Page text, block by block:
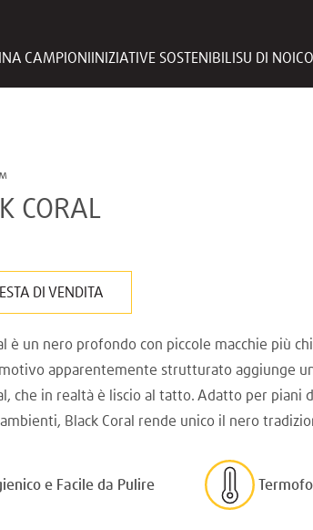
CAMPIONI INIZIATIVE SOSTENIBILI SU DI NOI
CORAL
DI VENDITA
è un nero profondo con piccole macchie più
apparentemente strutturato aggiunge
che in realtà è liscio al tatto. Adatto per piani
Black Coral rende unico il nero
e Facile da Pulire